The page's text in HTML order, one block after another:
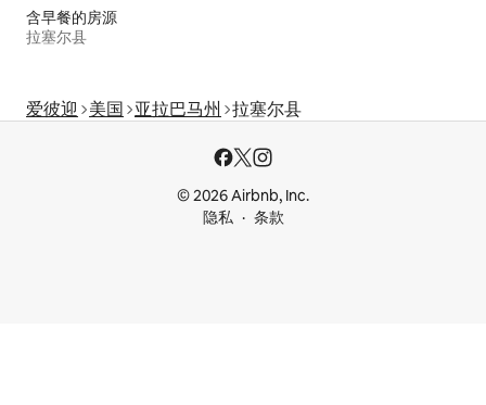
含早餐的房源
拉塞尔县
爱彼迎 美国 亚拉巴马州 拉塞尔县
© 2026 Airbnb, Inc.
隐私
条款